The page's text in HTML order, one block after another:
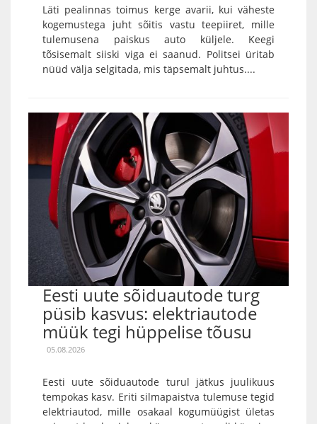
Läti pealinnas toimus kerge avarii, kui väheste
kogemustega juht sõitis vastu teepiiret, mille
tulemusena paiskus auto küljele. Keegi
tõsisemalt siiski viga ei saanud. Politsei üritab
nüüd välja selgitada, mis täpsemalt juhtus....
Eesti uute sõiduautode turg
püsib kasvus: elektriautode
müük tegi hüppelise tõusu
05.08.2026
Eesti uute sõiduautode turul jätkus juulikuus
tempokas kasv. Eriti silmapaistva tulemuse tegid
elektriautod, mille osakaal kogumüügist ületas